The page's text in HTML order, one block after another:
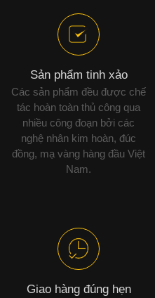
Sản phẩm tinh xảo
Các sản phẩm đều được chế
tác hoàn toàn thủ công qua
nhiều công đoạn bởi các
nghệ nhân kim hoàn, đúc
đồng, mạ vàng hàng đầu Việt
Nam.
Giao hàng đúng hẹn